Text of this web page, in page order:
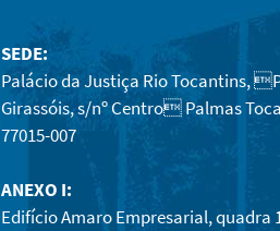
SEDE:
Palácio da Justiça Rio Tocantins,
Girassóis, s/nº Centro Palmas
77015-007
ANEXO I:
Edifício Amaro Empresarial, quadra